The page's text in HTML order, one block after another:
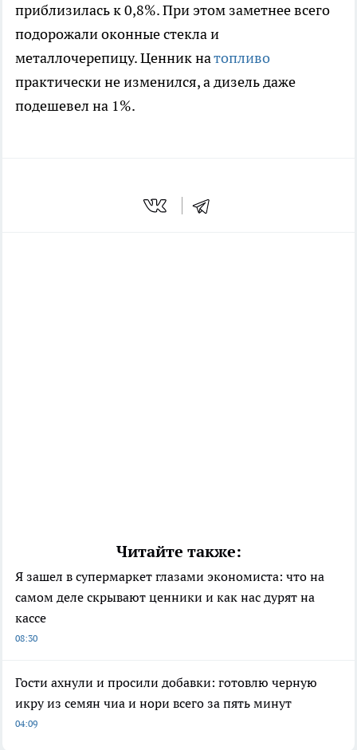
приблизилась к 0,8%. При этом заметнее всего
подорожали оконные стекла и
металлочерепицу. Ценник натопливо
практически не изменился, а дизель даже
подешевел на 1%.
Читайте также:
Я зашел в супермаркет глазами экономиста: что на
самом деле скрывают ценники и как нас дурят на
кассе
08:30
Гости ахнули и просили добавки: готовлю черную
икру из семян чиа и нори всего за пять минут
04:09